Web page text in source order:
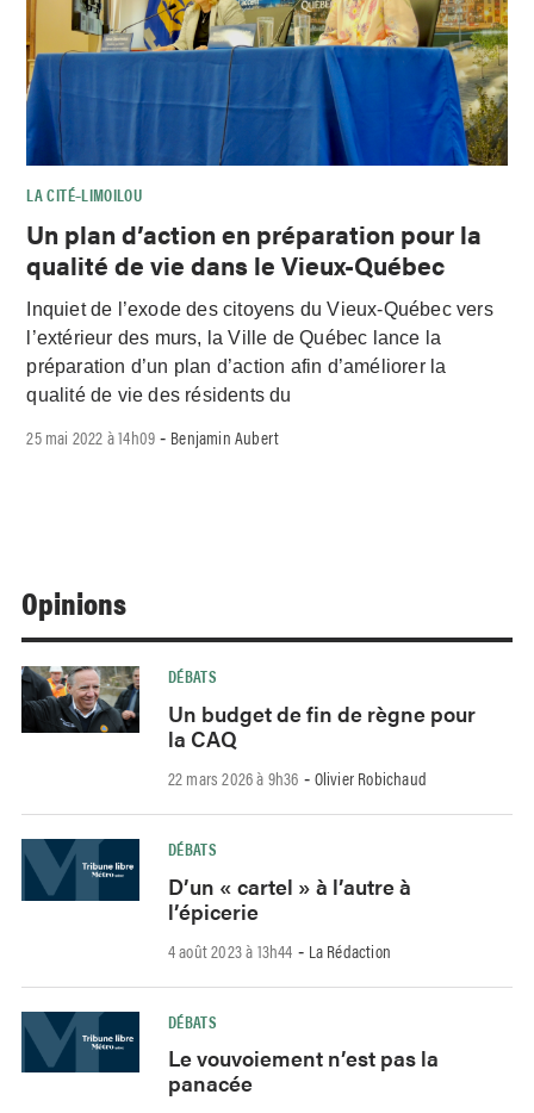
LA CITÉ–LIMOILOU
Un plan d’action en préparation pour la
qualité de vie dans le Vieux-Québec
Inquiet de l’exode des citoyens du Vieux-Québec vers
l’extérieur des murs, la Ville de Québec lance la
préparation d’un plan d’action afin d’améliorer la
qualité de vie des résidents du
25 mai 2022 à 14h09 - Benjamin Aubert
Opinions
DÉBATS
Un budget de fin de règne pour
la CAQ
22 mars 2026 à 9h36 - Olivier Robichaud
DÉBATS
D’un « cartel » à l’autre à
l’épicerie
4 août 2023 à 13h44 - La Rédaction
DÉBATS
Le vouvoiement n’est pas la
panacée